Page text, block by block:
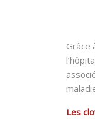
Grâce
Les